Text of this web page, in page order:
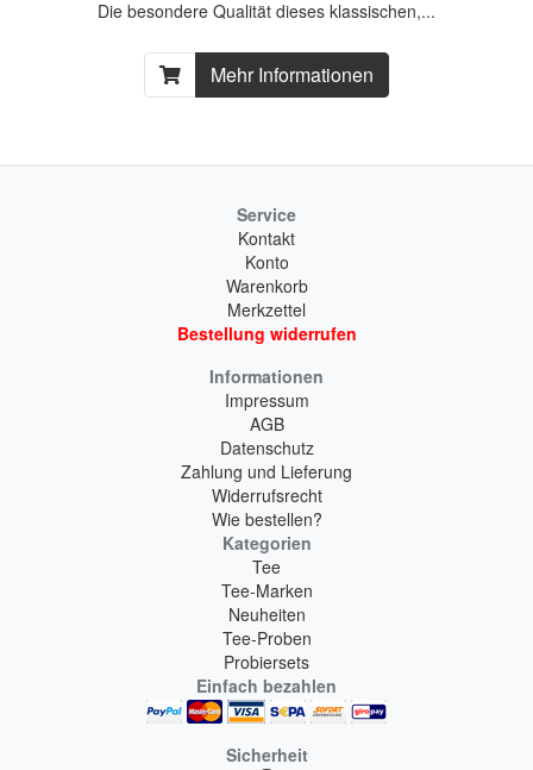
Die besondere Qualität dieses klassischen,...
Mehr Informationen
Service
Kontakt
Konto
Warenkorb
Merkzettel
Bestellung widerrufen
Informationen
Impressum
AGB
Datenschutz
Zahlung und Lieferung
Widerrufsrecht
Wie bestellen?
Kategorien
Tee
Tee-Marken
Neuheiten
Tee-Proben
Probiersets
Einfach bezahlen
Sicherheit